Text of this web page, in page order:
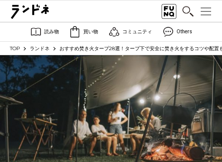
読み物 買い物 コミュニティ Others
TOP ランドネ おすすめ焚き火タープ28選！タープ下で安全に焚き火をするコツや配置